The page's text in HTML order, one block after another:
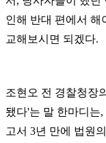
인해 반대 편에서 해
교해보시면 되겠다.
조현오 전 경찰청장의
됐다'는 말 한마디는,
고서 3년 만에 법원